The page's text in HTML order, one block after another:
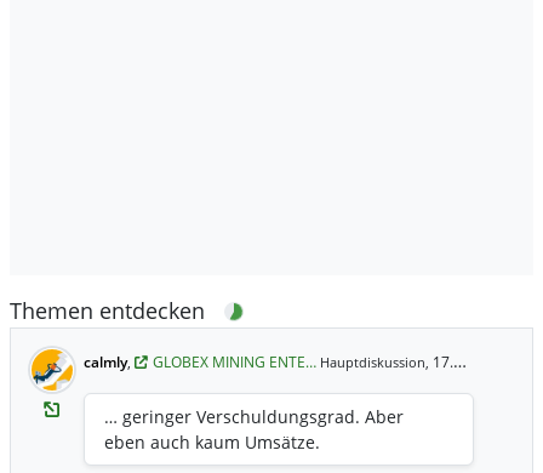
Themen entdecken
calmly, GLOBEX MINING ENTE… Hauptdiskussion, 17.03.2026 15:02 Uhr
… geringer Verschuldungsgrad. Aber
eben auch kaum Umsätze.